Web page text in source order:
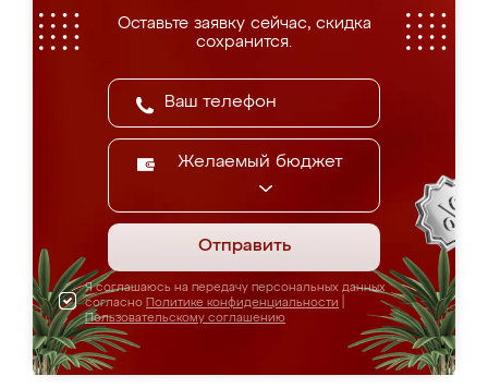
Оставьте заявку сейчас, скидка
сохранится.
Желаемый бюджет
Отправить
Я соглашаюсь на передачу персональных данных
согласно Политике конфиденциальности
Пользовательскому соглашению